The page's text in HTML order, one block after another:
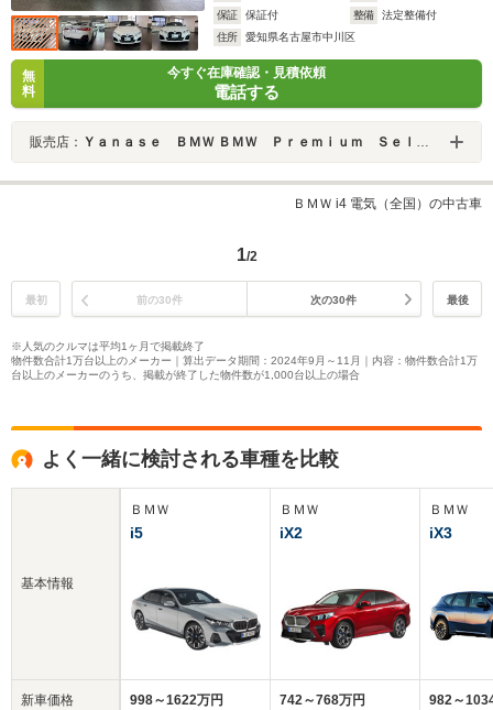
保証
保証付 整備
法定整備付
住所
愛知県名古屋市中川区
無
料
今すぐ在庫確認・見積依頼
電話する
販売店： Ｙａｎａｓｅ ＢＭＷ ＢＭＷ Ｐｒｅｍｉｕｍ Ｓｅｌｅｃｔｉｏｎ 中川
ＢＭＷ i4 電気（全国）の中古車
1/2
最初 前の30件 次の30件 最後
※人気のクルマは平均1ヶ月で掲載終了
物件数合計1万台以上のメーカー｜算出データ期間：2024年9月～11月｜内容：物件数合計1万
台以上のメーカーのうち、掲載が終了した物件数が1,000台以上の場合
よく一緒に検討される車種を比較
基本情報
新車価格
ＢＭＷ
i5
998～1622万円
ＢＭＷ
iX2
742～768万円
ＢＭＷ
iX3
982～